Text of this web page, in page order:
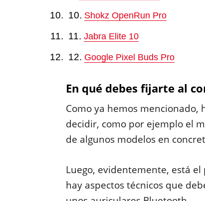
Shokz OpenRun Pro
Jabra Elite 10
Google Pixel Buds Pro
En qué debes fijarte al
Como ya hemos mencionado,
decidir, como por ejemplo el
de algunos modelos en
Luego, evidentemente, está
hay aspectos técnicos que